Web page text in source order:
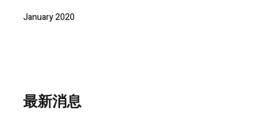
January 2020
最新消息